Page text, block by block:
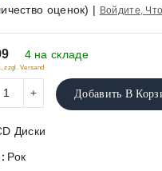
оценок) | Войдите,
4 на складе
zzgl. Versand
Добавить В
Диски
Рок